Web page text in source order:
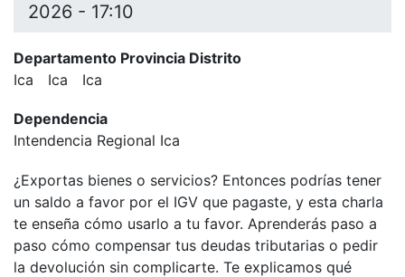
2026 - 17:10
Departamento Provincia Distrito
Ica
Ica Ica
Dependencia
Intendencia Regional Ica
¿Exportas bienes o servicios? Entonces podrías tener
un saldo a favor por el IGV que pagaste, y esta charla
te enseña cómo usarlo a tu favor. Aprenderás paso a
paso cómo compensar tus deudas tributarias o pedir
la devolución sin complicarte. Te explicamos qué